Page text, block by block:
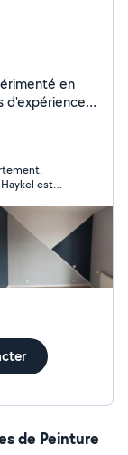
d'expérience,
de
les
afin de
Devis et
est
!
de Peinture